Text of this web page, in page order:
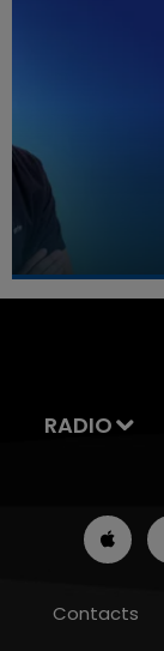
LA
7h00 - 12h00
La Team
RADIO
Contacts